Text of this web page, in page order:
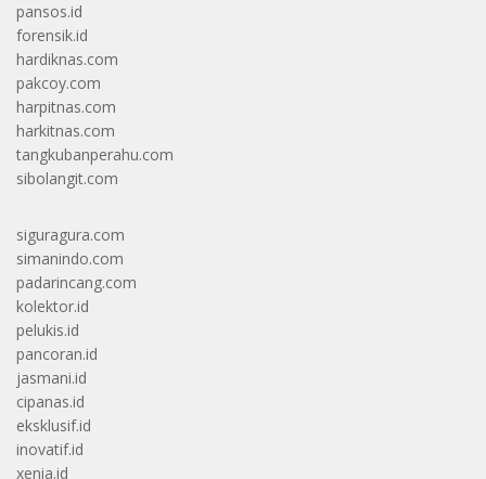
pansos.id
forensik.id
hardiknas.com
pakcoy.com
harpitnas.com
harkitnas.com
tangkubanperahu.com
sibolangit.com
siguragura.com
simanindo.com
padarincang.com
kolektor.id
pelukis.id
pancoran.id
jasmani.id
cipanas.id
eksklusif.id
inovatif.id
xenia.id